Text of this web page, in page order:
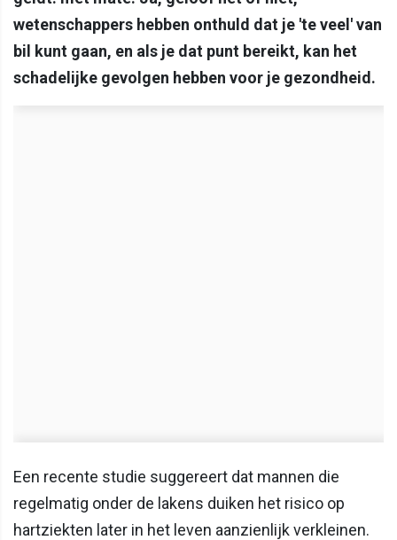
wetenschappers hebben onthuld dat je 'te veel' van
bil kunt gaan, en als je dat punt bereikt, kan het
schadelijke gevolgen hebben voor je gezondheid.
Een recente studie suggereert dat mannen die
regelmatig onder de lakens duiken het risico op
hartziekten later in het leven aanzienlijk verkleinen.